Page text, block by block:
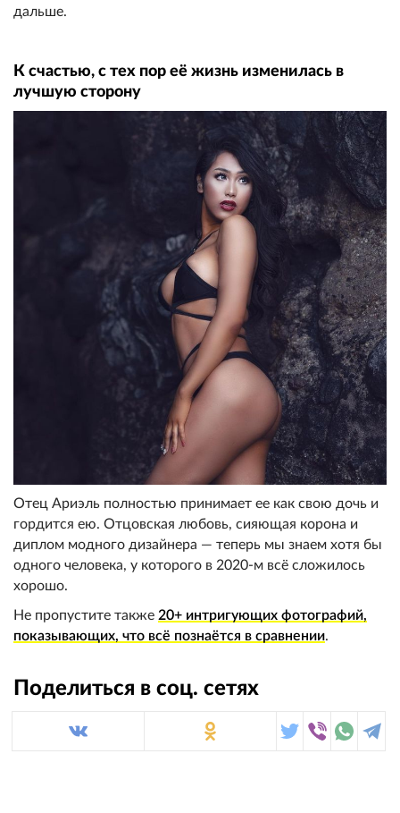
дальше.
К счастью, с тех пор её жизнь изменилась в
лучшую сторону
Отец Ариэль полностью принимает ее как свою дочь и
гордится ею. Отцовская любовь, сияющая корона и
диплом модного дизайнера — теперь мы знаем хотя бы
одного человека, у которого в 2020-м всё сложилось
хорошо.
Не пропустите также 20+ интригующих фотографий,
показывающих, что всё познаётся в сравнении.
Поделиться в соц. сетях